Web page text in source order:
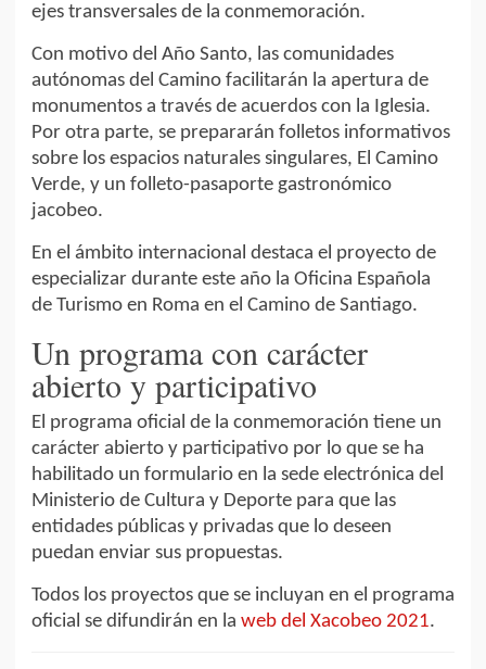
ejes transversales de la conmemoración.
Con motivo del Año Santo, las comunidades
autónomas del Camino facilitarán la apertura de
monumentos a través de acuerdos con la Iglesia.
Por otra parte, se prepararán folletos informativos
sobre los espacios naturales singulares, El Camino
Verde, y un folleto-pasaporte gastronómico
jacobeo.
En el ámbito internacional destaca el proyecto de
especializar durante este año la Oficina Española
de Turismo en Roma en el Camino de Santiago.
Un programa con carácter
abierto y participativo
El programa oficial de la conmemoración tiene un
carácter abierto y participativo por lo que se ha
habilitado un formulario en la sede electrónica del
Ministerio de Cultura y Deporte para que las
entidades públicas y privadas que lo deseen
puedan enviar sus propuestas.
Todos los proyectos que se incluyan en el programa
oficial se difundirán en la web del Xacobeo 2021.